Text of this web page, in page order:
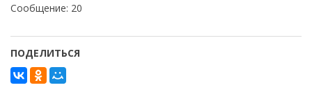
Сообщение: 20
ПОДЕЛИТЬСЯ